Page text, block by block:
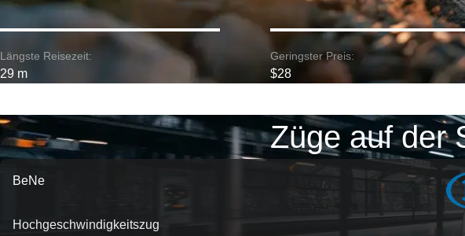
Längste Reisezeit:
29 m
Geringster Preis:
$28
Züge auf der
BeNe
Hochgeschwindigkeitszug